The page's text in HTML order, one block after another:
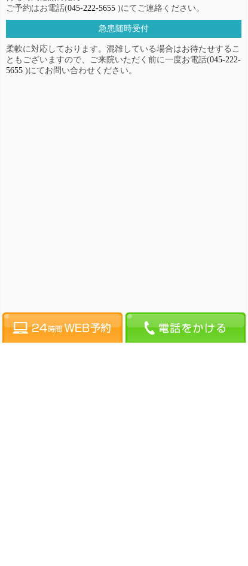
ご予約はお電話(045-222-5655 )にてご連絡ください。
急患随時受付
柔軟に対応しております。混雑している場合はお待たせするこ
ともございますので、ご来院いただく前に一度お電話(045-222-
5655 )にてお問い合わせください。